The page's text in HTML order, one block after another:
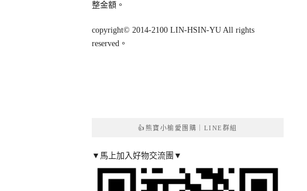
整金額。
copyright© 2014-2100 LIN-HSIN-YU All rights
reserved。
👍熊寶小榆愛團購｜LINE群組
▼馬上加入好物交流團▼